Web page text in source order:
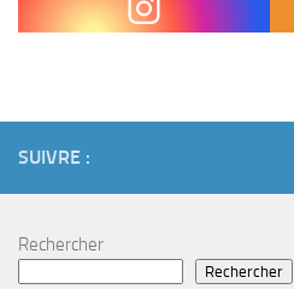
grand respect envers l’intelligence...
SUIVRE :
Rechercher
Rechercher